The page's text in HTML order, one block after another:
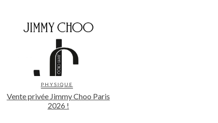
PHYSIQUE
Vente privée Jimmy Choo Paris
2026 !